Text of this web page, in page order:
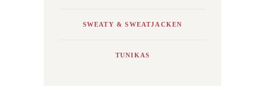
SWEATY & SWEATJACKEN
TUNIKAS